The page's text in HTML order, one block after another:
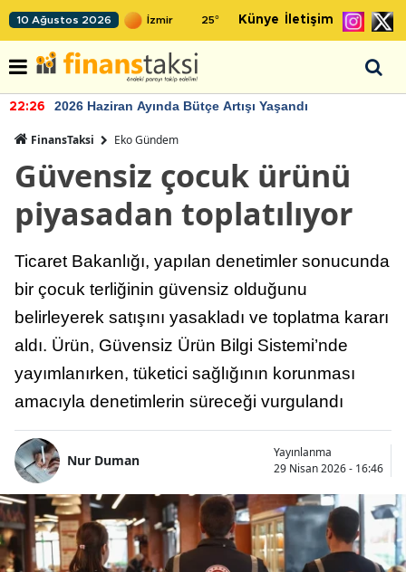
10 Ağustos 2026 25° Künye İletişim
22:26 2026 Haziran Ayında Bütçe Artışı Yaşandı
FinansTaksi Eko Gündem
Güvensiz çocuk ürünü
piyasadan toplatılıyor
Ticaret Bakanlığı, yapılan denetimler sonucunda
bir çocuk terliğinin güvensiz olduğunu
belirleyerek satışını yasakladı ve toplatma kararı
aldı. Ürün, Güvensiz Ürün Bilgi Sistemi’nde
yayımlanırken, tüketici sağlığının korunması
amacıyla denetimlerin süreceği vurgulandı
Nur Duman
Yayınlanma
29 Nisan 2026 - 16:46